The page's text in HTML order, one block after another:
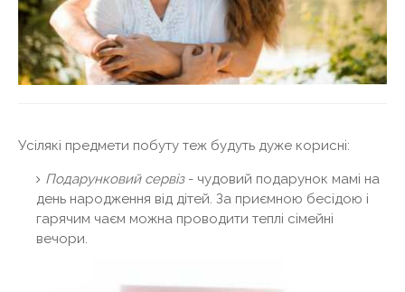
Усілякі предмети побуту теж будуть дуже корисні:
Подарунковий сервіз- чудовий подарунок мамі на
день народження від дітей. За приємною бесідою і
гарячим чаєм можна проводити теплі сімейні
вечори.